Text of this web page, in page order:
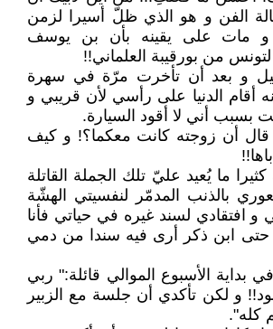
الفن و هو الذي ظلّ أسيرا لزمن
مات على يقينه بأن بن يوسف
من بورقيبة العلماني!!
و بعد أن تأخرت مرّة في سهرة
أقام الدنيا على رأسي لأن قريبي و
بسبب أني لا أقود السيارة.
أن زوجته كانت معكما؟! و كيف
ما يُعيد عليّ تلك الجملة القاتلة
بالذنب المدمّر لنفسيتي الهشّة
افتقادي لسند غيره في حياتي فأنا
حتى ابن ذكر أرى فيه سندا من دمي
الأسبوع الموالي قائلة:ʺ ربي
و لكن تأكدي أن جلسة مع الزبير
كلهʺ.